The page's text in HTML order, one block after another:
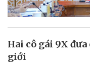
Hai cô gái 9X
giới